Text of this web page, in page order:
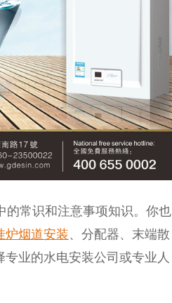
的常识和注意事项知识。你也
炉烟道安装、分配器、末端散
业的水电安装公司或专业人